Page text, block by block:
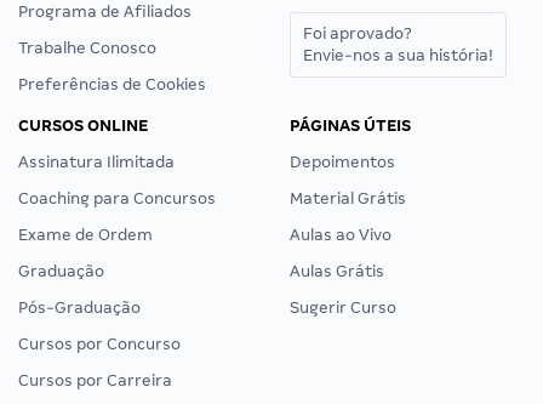
Programa de Afiliados
Trabalhe Conosco
Preferências de Cookies
Foi aprovado?
Envie-nos a sua história!
CURSOS ONLINE
Assinatura Ilimitada
Coaching para Concursos
Exame de Ordem
Graduação
Pós-Graduação
Cursos por Concurso
Cursos por Carreira
PÁGINAS ÚTEIS
Depoimentos
Material Grátis
Aulas ao Vivo
Aulas Grátis
Sugerir Curso